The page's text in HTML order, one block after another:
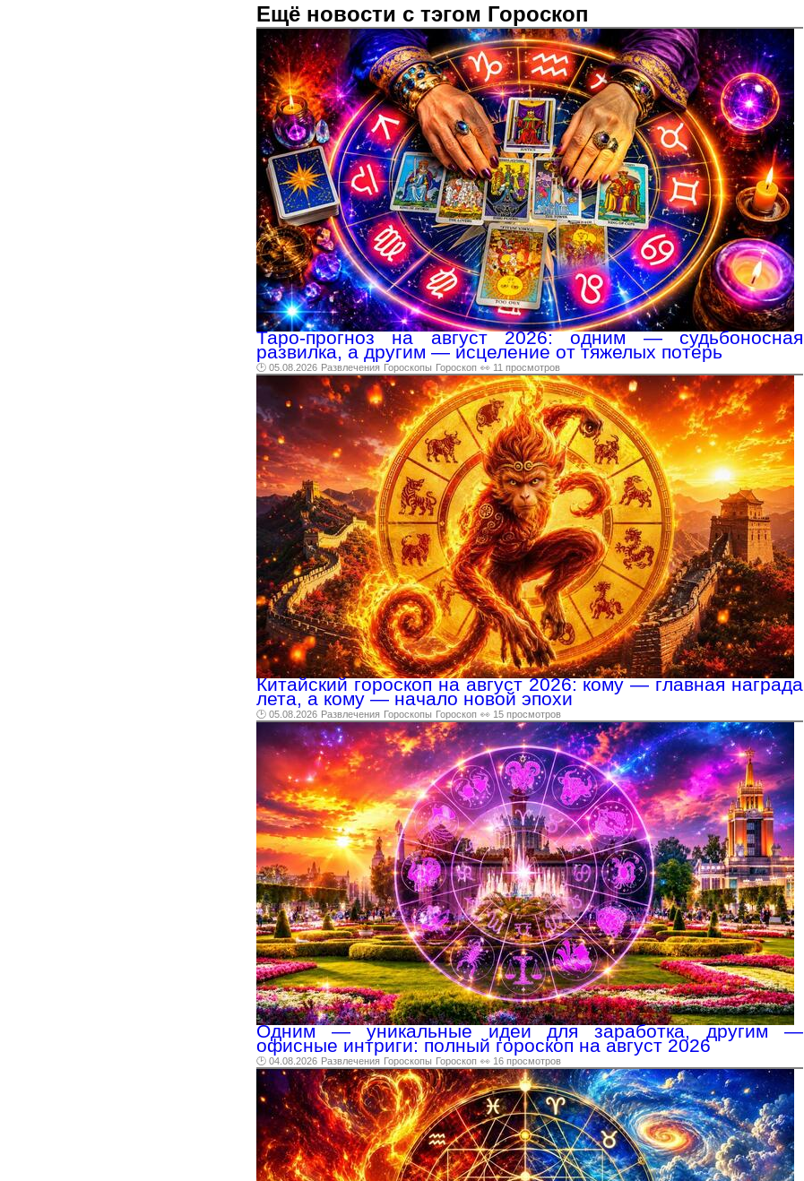
Ещё новости с тэгом Гороскоп
Таро-прогноз на август 2026: одним — судьбоносная
развилка, а другим — исцеление от тяжелых потерь
🕑 05.08.2026 Развлечения Гороскопы Гороскоп 👀 11 просмотров
Китайский гороскоп на август 2026: кому — главная награда
лета, а кому — начало новой эпохи
🕑 05.08.2026 Развлечения Гороскопы Гороскоп 👀 15 просмотров
Одним — уникальные идеи для заработка, другим —
офисные интриги: полный гороскоп на август 2026
🕑 04.08.2026 Развлечения Гороскопы Гороскоп 👀 16 просмотров